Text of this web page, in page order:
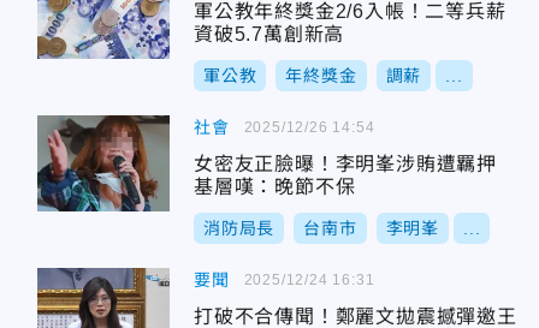
軍公教年終獎金2/6入帳！二等兵薪
資破5.7萬創新高
軍公教 年終獎金 調薪
社會
女密友正臉曝！李明峯涉賄遭羈押
基層嘆：晚節不保
消防局長 台南市 李明峯
2025/12/26 14:54
要聞
打破不合傳聞！鄭麗文拋震撼彈邀王
2025/12/24 16:31